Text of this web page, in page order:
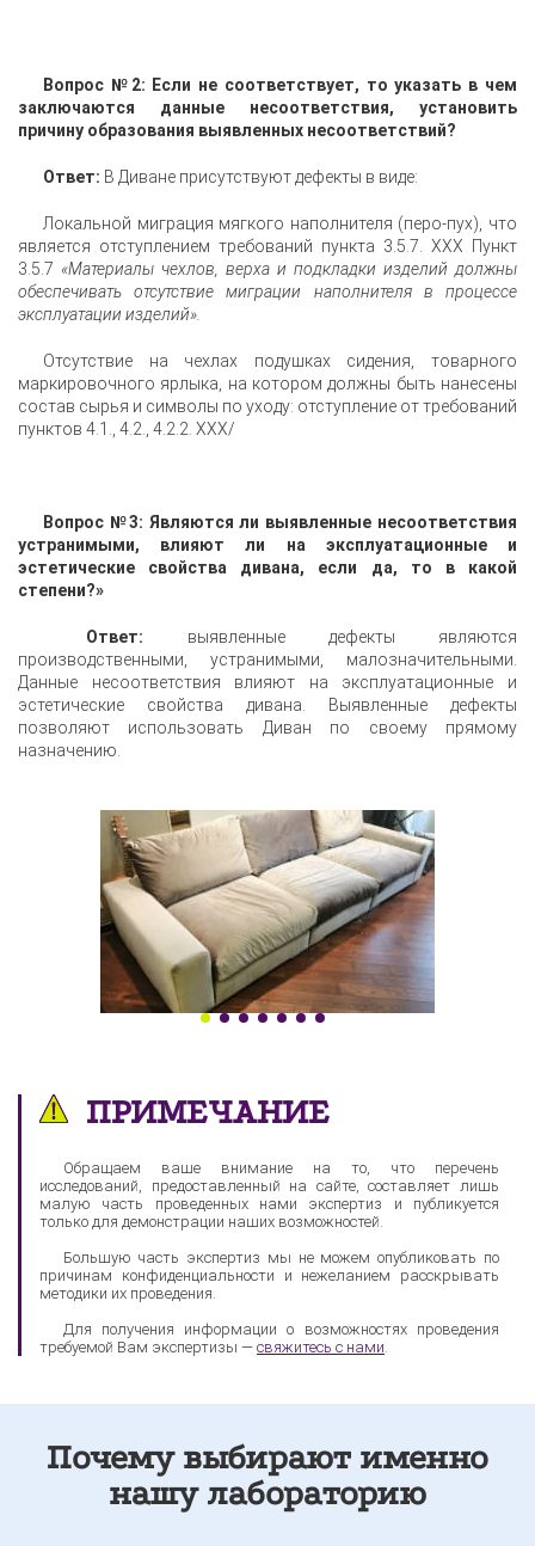
Вопрос №2: Если не соответствует, то указать в чем
заключаются данные несоответствия, установить
причину образования выявленных несоответствий?
Ответ: В Диване присутствуют дефекты в виде:
Локальной миграция мягкого наполнителя (перо-пух), что
является отступлением требований пункта 3.5.7. ХХХ Пункт
3.5.7 «Материалы чехлов, верха и подкладки изделий должны
обеспечивать отсутствие миграции наполнителя в процессе
эксплуатации изделий».
Отсутствие на чехлах подушках сидения, товарного
маркировочного ярлыка, на котором должны быть нанесены
состав сырья и символы по уходу: отступление от требований
пунктов 4.1., 4.2., 4.2.2. ХХХ/
Вопрос №3: Являются ли выявленные несоответствия
устранимыми, влияют ли на эксплуатационные и
эстетические свойства дивана, если да, то в какой
степени?»
Ответ: выявленные дефекты являются
производственными, устранимыми, малозначительными.
Данные несоответствия влияют на эксплуатационные и
эстетические свойства дивана. Выявленные дефекты
позволяют использовать Диван по своему прямому
назначению.
ПРИМЕЧАНИЕ
Обращаем ваше внимание на то, что перечень
исследований, предоставленный на сайте, составляет лишь
малую часть проведенных нами экспертиз и публикуется
только для демонстрации наших возможностей.
Большую часть экспертиз мы не можем опубликовать по
причинам конфиденциальности и нежеланием расскрывать
методики их проведения.
Для получения информации о возможностях проведения
требуемой Вам экспертизы — свяжитесь с нами
Почему выбирают именно
нашу лабораторию